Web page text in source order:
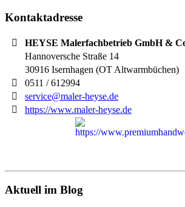
Kontaktadresse
HEYSE Malerfachbetrieb GmbH &
Hannoversche Straße 14
30916 Isernhagen (OT Altwarmbüchen)
0511 / 612994
service@maler-heyse.de
https://www.maler-heyse.de
Aktuell im Blog